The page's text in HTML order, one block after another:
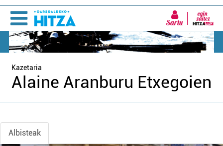
Sartu
Kazetaria
Alaine Aranburu Etxegoien
Albisteak